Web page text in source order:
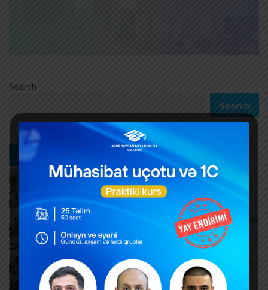
Search
Search
Ən son xəbərlər
Müntəzəm və daimi xidmətlərin rəsmiləşdirilməsi
AUGUST 7, 2026
Məşğulluq Strategiyası 2026–2030: Əmək bazarında
yeni hədəflər
AUGUST 6, 2026
ƏDV ödəyicilərinə mühüm yenilik – Bəyannamələri
vergi orqanı özü dolduracaq
AUGUST 6, 2026